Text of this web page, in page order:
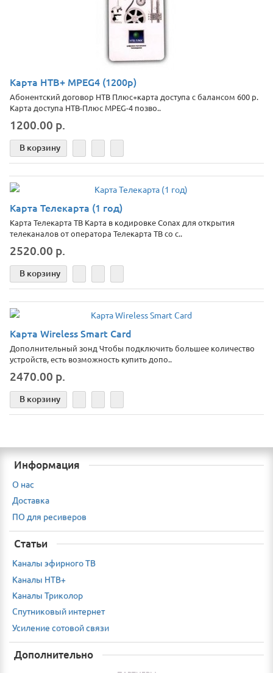
Карта НТВ+ MPEG4 (1200р)
Абонентский договор НТВ Плюс+карта доступа с балансом 600 р.
Карта доступа НТВ-Плюс MPEG-4 позво..
1200.00 р.
В корзину
Карта Телекарта (1 год)
Карта Телекарта ТВ Карта в кодировке Conax для открытия
телеканалов от оператора Телекарта ТВ со с..
2520.00 р.
В корзину
Карта Wireless Smart Card
Дополнительный зонд Чтобы подключить большее количество
устройств, есть возможность купить допо..
2470.00 р.
В корзину
Информация
О нас
Доставка
ПО для ресиверов
Статьи
Каналы эфирного ТВ
Каналы НТВ+
Каналы Триколор
Спутниковый интернет
Усиление сотовой связи
Дополнительно